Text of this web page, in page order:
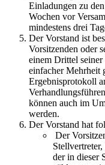
Einladungen zu
Wochen vor
mindestens drei
Der Vorstand ist
Vorsitzenden oder
einem Drittel
einfacher Mehrheit
Ergebnisprotokoll
können auch im
werden.
Der Vorstand hat
Der
der in dieser